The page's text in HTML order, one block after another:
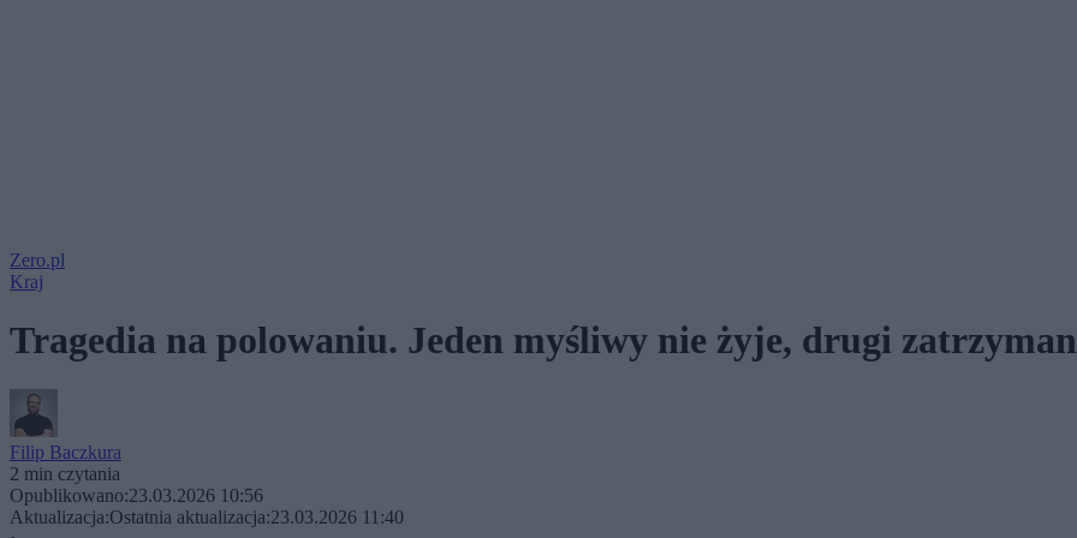
Zero.pl
Kraj
Tragedia na polowaniu. Jeden myśliwy nie żyje, drugi
Filip Baczkura
2 min czytania
Opublikowano:23.03.2026 10:56
Aktualizacja:Ostatnia aktualizacja:23.03.2026 11:40